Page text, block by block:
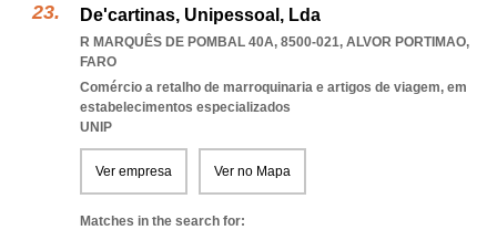
De'cartinas, Unipessoal, Lda
R MARQUÊS DE POMBAL 40A, 8500-021, ALVOR PORTIMAO,
FARO
Comércio a retalho de marroquinaria e artigos de viagem, em
estabelecimentos especializados
UNIP
Ver empresa Ver no Mapa
Matches in the search for: